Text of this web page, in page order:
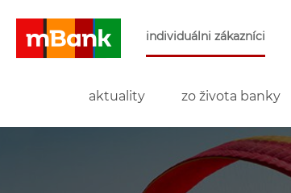
individuálni zákazníci
aktuality zo života banky